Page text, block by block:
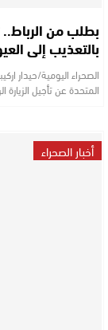
​بطلب من الرباط..
بالتعذيب إلى
الصحراء اليومية/حيدار
المتحدة عن تأجيل الزيارة
أخبار الصحراء